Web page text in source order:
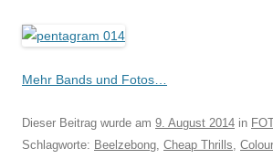
Mehr Bands und Fotos…
Dieser Beitrag wurde am 9. August 2014 in
Schlagworte: Beelzebong, Cheap Thrills,